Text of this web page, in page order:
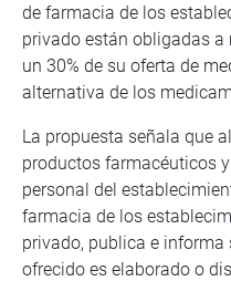
de farmacia de los
privado están obligadas
un 30% de su oferta de
alternativa de los
La propuesta señala que
productos farmacéuticos
personal del
farmacia de los
privado, publica e
ofrecido es elaborado o